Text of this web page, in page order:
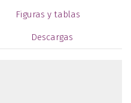
Figuras y tablas
Descargas